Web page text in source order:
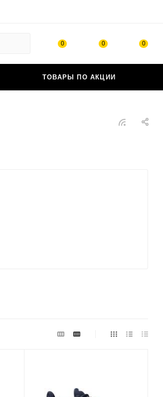
0 0 0
ТОВАРЫ ПО АКЦИИ